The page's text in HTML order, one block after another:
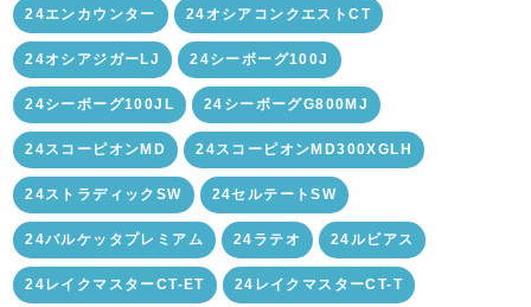
24エンカウンター 24オシアコンクエストCT
24オシアジガーLJ 24シーボーグ100J
24シーボーグ100JL 24シーボーグG800MJ
24スコーピオンMD 24スコーピオンMD300XGLH
24ストラディックSW 24セルテートSW
24バルケッタプレミアム 24ラテオ 24ルビアス
24レイクマスターCT-ET 24レイクマスターCT-T